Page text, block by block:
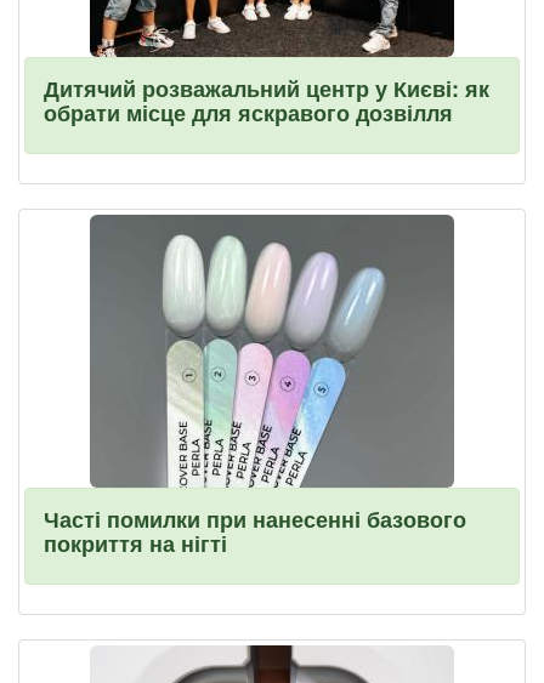
Дитячий розважальний центр у Києві: як
обрати місце для яскравого дозвілля
Часті помилки при нанесенні базового
покриття на нігті